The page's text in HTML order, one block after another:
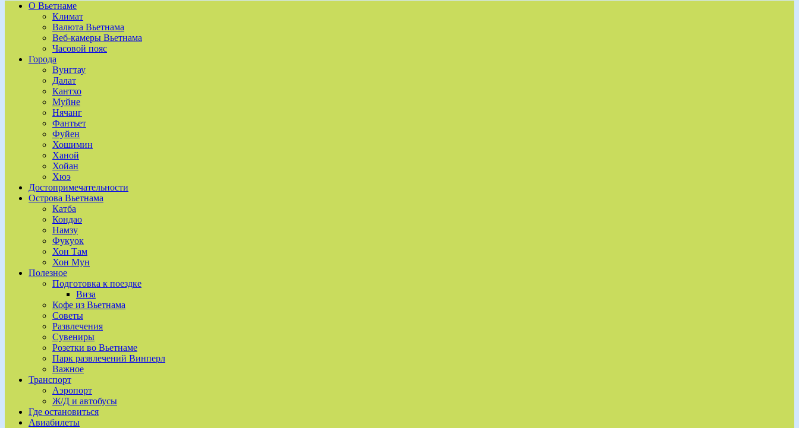
О Вьетнаме
Климат
Валюта Вьетнама
Веб-камеры Вьетнама
Часовой пояс
Города
Вунгтау
Далат
Кантхо
Муйне
Нячанг
Фантьет
Фуйен
Хошимин
Ханой
Хойан
Хюэ
Достопримечательности
Острова Вьетнама
Катба
Кондао
Намзу
Фукуок
Хон Там
Хон Мун
Полезное
Подготовка к поездке
Виза
Кофе из Вьетнама
Советы
Развлечения
Сувениры
Розетки во Вьетнаме
Парк развлечений Винперл
Важное
Транспорт
Аэропорт
Ж/Д и автобусы
Где остановиться
Авиабилеты